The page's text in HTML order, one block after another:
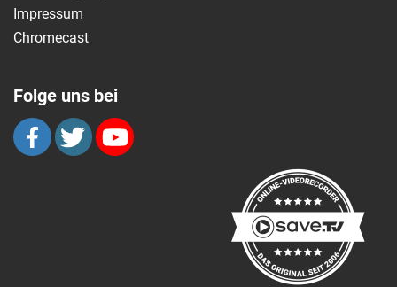
Impressum
Chromecast
Folge uns bei